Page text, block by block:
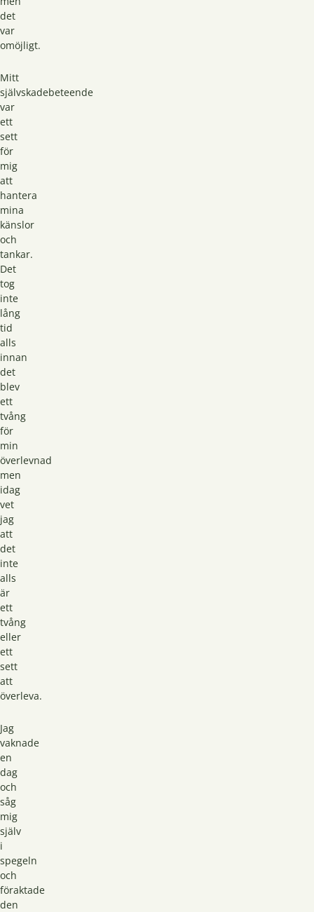
det
var
omöjligt.
Mitt
självskadebeteende
var
ett
sett
för
mig
att
hantera
mina
känslor
och
tankar.
Det
tog
inte
lång
tid
alls
innan
det
blev
ett
tvång
för
min
överlevnad
men
idag
vet
jag
att
det
inte
alls
är
ett
tvång
eller
ett
sett
att
överleva.
Jag
vaknade
en
dag
och
såg
mig
själv
i
spegeln
och
föraktade
den